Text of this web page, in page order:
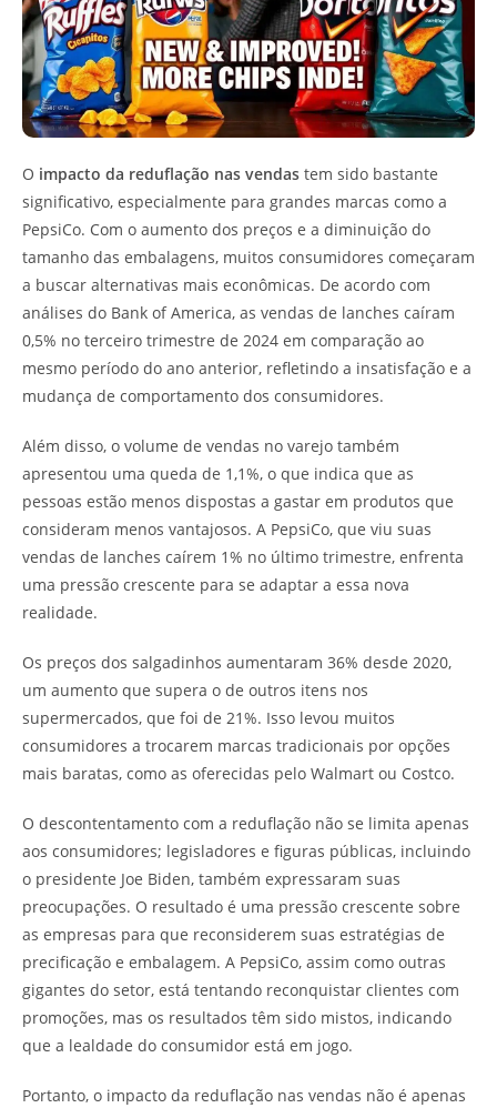
O impacto da reduflação nas vendas tem sido bastante
significativo, especialmente para grandes marcas como a
PepsiCo. Com o aumento dos preços e a diminuição do
tamanho das embalagens, muitos consumidores começaram
a buscar alternativas mais econômicas. De acordo com
análises do Bank of America, as vendas de lanches caíram
0,5% no terceiro trimestre de 2024 em comparação ao
mesmo período do ano anterior, refletindo a insatisfação e a
mudança de comportamento dos consumidores.
Além disso, o volume de vendas no varejo também
apresentou uma queda de 1,1%, o que indica que as
pessoas estão menos dispostas a gastar em produtos que
consideram menos vantajosos. A PepsiCo, que viu suas
vendas de lanches caírem 1% no último trimestre, enfrenta
uma pressão crescente para se adaptar a essa nova
realidade.
Os preços dos salgadinhos aumentaram 36% desde 2020,
um aumento que supera o de outros itens nos
supermercados, que foi de 21%. Isso levou muitos
consumidores a trocarem marcas tradicionais por opções
mais baratas, como as oferecidas pelo Walmart ou Costco.
O descontentamento com a reduflação não se limita apenas
aos consumidores; legisladores e figuras públicas, incluindo
o presidente Joe Biden, também expressaram suas
preocupações. O resultado é uma pressão crescente sobre
as empresas para que reconsiderem suas estratégias de
precificação e embalagem. A PepsiCo, assim como outras
gigantes do setor, está tentando reconquistar clientes com
promoções, mas os resultados têm sido mistos, indicando
que a lealdade do consumidor está em jogo.
Portanto, o impacto da reduflação nas vendas não é apenas